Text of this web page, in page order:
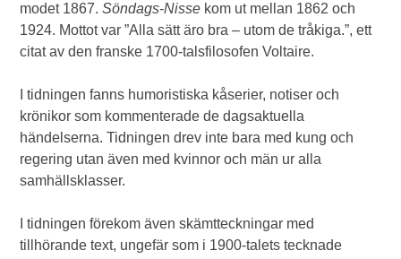
modet 1867.Söndags-Nisse kom ut mellan 1862 och
1924. Mottot var ”Alla sätt äro bra – utom de tråkiga.”, ett
citat av den franske 1700-talsfilosofen Voltaire.
I tidningen fanns humoristiska kåserier, notiser och
krönikor som kommenterade de dagsaktuella
händelserna. Tidningen drev inte bara med kung och
regering utan även med kvinnor och män ur alla
samhällsklasser.
I tidningen förekom även skämtteckningar med
tillhörande text, ungefär som i 1900-talets tecknade